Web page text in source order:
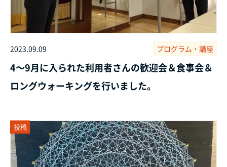
2023.09.09 プログラム・講座
4～9月に入られた利用者さんの歓迎会＆食事会＆
ロングウォーキングを行いました。
投稿